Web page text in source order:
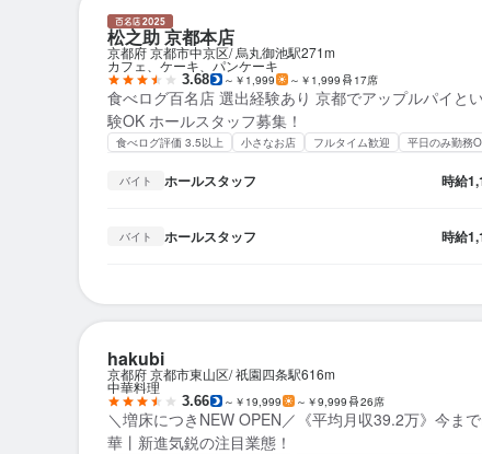
松之助 京都本店
京都府 京都市中京区 烏丸御池駅271m
カフェ、ケーキ、パンケーキ
3.68 ～￥1,999 ～￥1,999 17席
食べログ百名店 選出経験あり 京都でアップルパイと
験OK ホールスタッフ募集！
食べログ評価 3.5以上 小さなお店 フルタイム歓迎 平日のみ勤務
バイト ホールスタッフ 時給
バイト ホールスタッフ 時給
hakubi
京都府 京都市東山区 祇園四条駅616m
中華料理
3.66 ～￥19,999 ～￥9,999 26席
＼増床につきNEW OPEN／《平均月収39.2万》今ま
華丨新進気鋭の注目業態！